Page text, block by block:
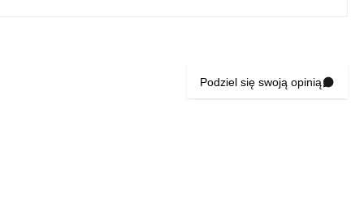
Podziel się swoją opinią